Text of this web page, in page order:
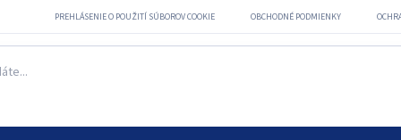
PREHLÁSENIE O POUŽITÍ SÚBOROV COOKIE OBCHODNÉ PODMIENKY